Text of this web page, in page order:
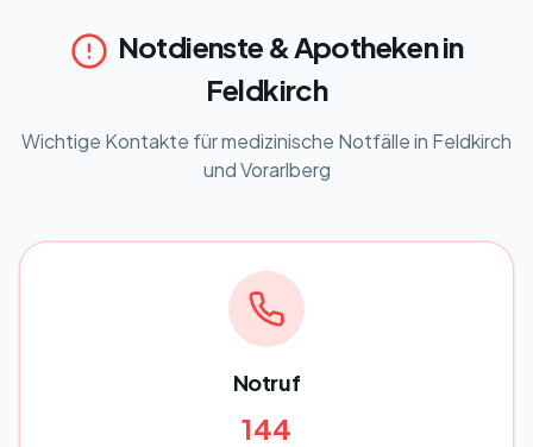
Notdienste & Apotheken in
Feldkirch
Wichtige Kontakte für medizinische Notfälle in Feldkirch
und Vorarlberg
Notruf
144